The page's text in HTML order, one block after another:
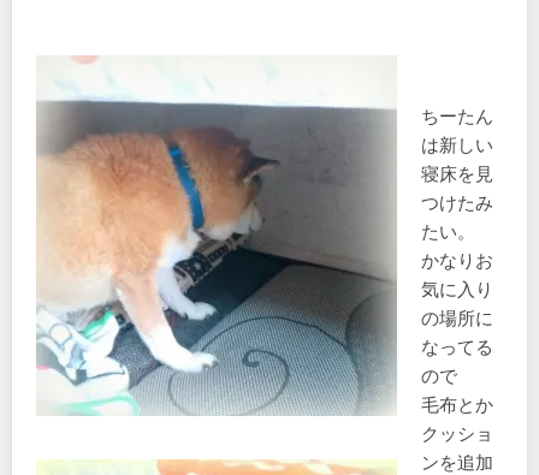
ちーたん
は新しい
寝床を見
つけたみ
たい。
かなりお
気に入り
の場所に
なってる
ので
毛布とか
クッショ
ンを追加